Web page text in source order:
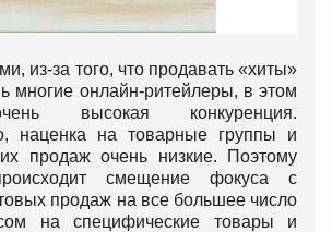
из-за того, что продавать «хиты»
многие онлайн-ритейлеры, в этом
высокая конкуренция.
наценка на товарные группы и
продаж очень низкие. Поэтому
смещение фокуса с
продаж на все большее число
на специфические товары и